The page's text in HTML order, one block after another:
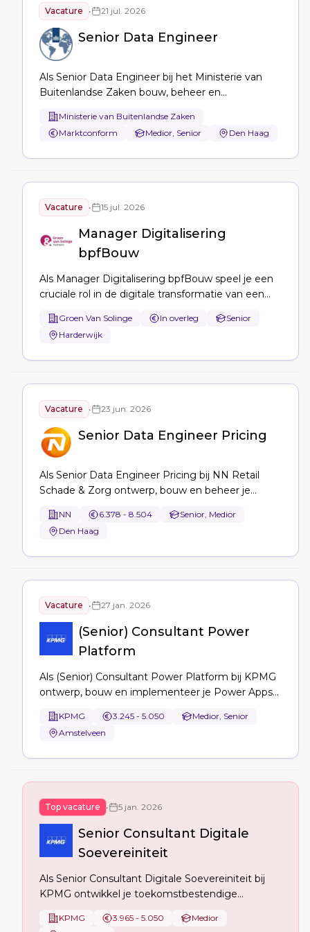
Vacature • 21 jul. 2026
Senior Data Engineer
Als Senior Data Engineer bij het Ministerie van
Buitenlandse Zaken bouw, beheer en
ontwikkel je het enterprise datawarehouse,
automatiseer je deployments naar productie en
Ministerie van Buitenlandse Zaken
Marktconform
Medior, Senior Den Haag
Vacature • 15 jul. 2026
Manager Digitalisering
bpfBouw
Als Manager Digitalisering bpfBouw speel je een
cruciale rol in de digitale transformatie van een
coördineert digitalisering, IT, en
informatiebeveiliging, rapporteert aan het Hoofd
Groen Van Solinge In overleg
Senior
Harderwijk
Vacature • 23 jun. 2026
Senior Data Engineer Pricing
Als Senior Data Engineer Pricing bij NN Retail
Schade & Zorg ontwerp, bouw en beheer je
datawarehouses (Azure Data Factory, Databricks,
Power BI), borg je datakwaliteit en CI/CD, en lever
NN 6.378 - 8.504
Senior, Medior
Den Haag
Vacature • 27 jan. 2026
(Senior) Consultant Power
Platform
Als (Senior) Consultant Power Platform bij KPMG
ontwerp, bouw en implementeer je Power Apps-,
oplossingen; je analyseert processen, definieert
datamodellen, verzorgt workshops en begeleidt
KPMG 3.245 - 5.050
Medior, Senior
Amstelveen
Top vacature • 5 jan. 2026
Senior Consultant Digitale
Soevereiniteit
Als Senior Consultant Digitale Soevereiniteit bij
KPMG ontwikkel je toekomstbestendige
afhankelijkheden van technologische leveranciers
KPMG 3.965 - 5.050
Medior